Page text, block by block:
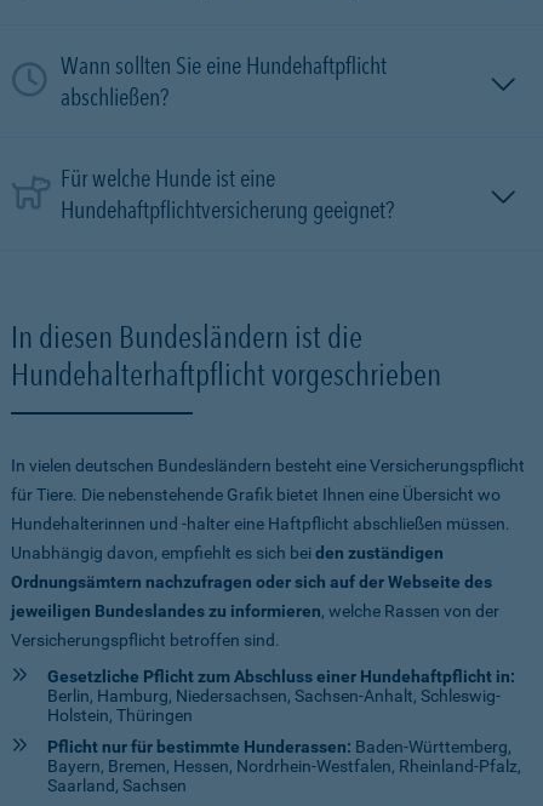
Wann sollten Sie eine Hundehaftpflicht
abschließen?
Für welche Hunde ist eine
Hundehaftpflichtversicherung geeignet?
In diesen Bundesländern ist die
Hundehalterhaftpflicht vorgeschrieben
In vielen deutschen Bundesländern besteht eine Versicherungspflicht
für Tiere. Die nebenstehende Grafik bietet Ihnen eine Übersicht wo
Hundehalterinnen und -halter eine Haftpflicht abschließen müssen.
Unabhängig davon, empfiehlt es sich beiden zuständigen
Ordnungsämtern nachzufragen oder sich auf der Webseite des
jeweiligen Bundeslandes zu informieren, welche Rassen von der
Versicherungspflicht betroffen sind.
Gesetzliche Pflicht zum Abschluss einer Hundehaftpflicht in:
Berlin, Hamburg, Niedersachsen, Sachsen-Anhalt, Schleswig-
Holstein, Thüringen
Pflicht nur für bestimmte Hunderassen: Baden-Württemberg,
Bayern, Bremen, Hessen, Nordrhein-Westfalen, Rheinland-Pfalz,
Saarland, Sachsen